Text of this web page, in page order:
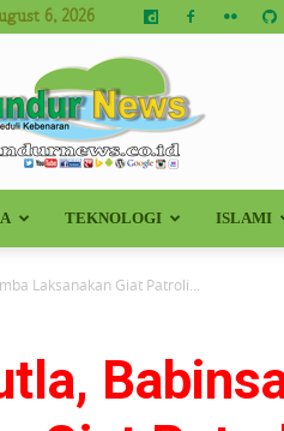
6, 2026
Kundur
News
TEKNOLOGI ISLAMI
Laksanakan Giat Patroli...